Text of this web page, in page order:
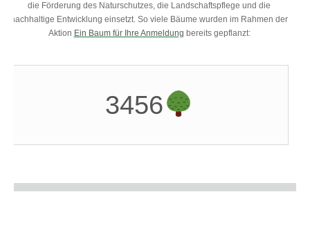
die Förderung des Naturschutzes, die Landschaftspflege und die
nachhaltige Entwicklung einsetzt. So viele Bäume wurden im Rahmen der
Aktion Ein Baum für Ihre Anmeldung bereits gepflanzt:
3456